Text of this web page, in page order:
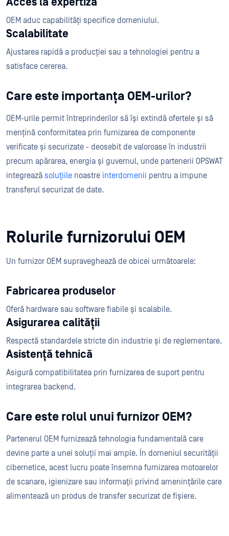
OEM aduc capabilități specifice domeniului.
Scalabilitate
Ajustarea rapidă a producției sau a tehnologiei pentru a
satisface cererea.
Care este importanța OEM-urilor?
OEM-urile permit întreprinderilor să își extindă ofertele și să
mențină conformitatea prin furnizarea de componente
verificate și securizate - deosebit de valoroase în industrii
precum apărarea, energia și guvernul, unde partenerii OPSWAT
integrează soluțiile noastre interdomenii pentru a impune
transferul securizat de date.
Rolurile furnizorului OEM
Un furnizor OEM supraveghează de obicei următoarele:
Fabricarea produselor
Oferă hardware sau software fiabile și scalabile.
Asigurarea calității
Respectă standardele stricte din industrie și de reglementare.
Asistență tehnică
Asigură compatibilitatea prin furnizarea de suport pentru
integrarea backend.
Care este rolul unui furnizor OEM?
Partenerul OEM furnizează tehnologia fundamentală care
devine parte a unei soluții mai ample. În domeniul securității
cibernetice, acest lucru poate însemna furnizarea motoarelor
de scanare, igienizare sau informații privind amenințările care
alimentează un produs de transfer securizat de fișiere.